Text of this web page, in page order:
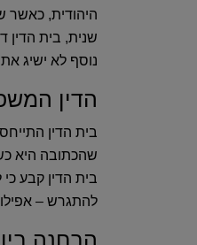
היהודית‏‏,‏ כאשר
שנית‏,‏ בית הדין
נוסף לא ישיג
הדין
בית הדין
שהכתובה היא
בית הדין קבע כי
להתגרש –
הבחנה בין